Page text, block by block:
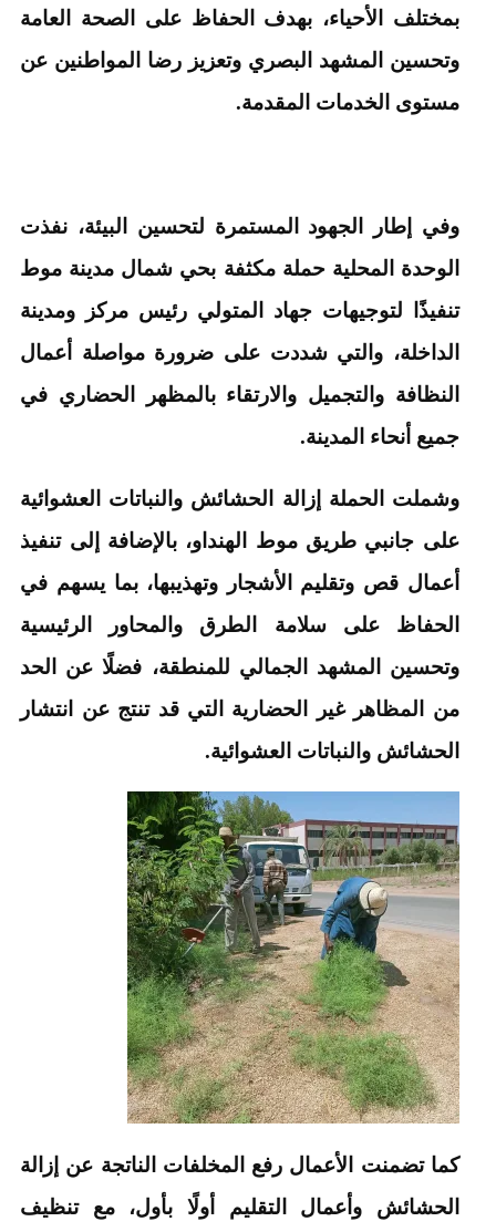
بمختلف الأحياء، بهدف الحفاظ على الصحة العامة
وتحسين المشهد البصري وتعزيز رضا المواطنين عن
مستوى الخدمات المقدمة.
وفي إطار الجهود المستمرة لتحسين البيئة، نفذت
الوحدة المحلية حملة مكثفة بحي شمال مدينة موط
تنفيذًا لتوجيهات جهاد المتولي رئيس مركز ومدينة
الداخلة، والتي شددت على ضرورة مواصلة أعمال
النظافة والتجميل والارتقاء بالمظهر الحضاري في
جميع أنحاء المدينة.
وشملت الحملة إزالة الحشائش والنباتات العشوائية
على جانبي طريق موط الهنداو، بالإضافة إلى تنفيذ
أعمال قص وتقليم الأشجار وتهذيبها، بما يسهم في
الحفاظ على سلامة الطرق والمحاور الرئيسية
وتحسين المشهد الجمالي للمنطقة، فضلًا عن الحد
من المظاهر غير الحضارية التي قد تنتج عن انتشار
الحشائش والنباتات العشوائية.
كما تضمنت الأعمال رفع المخلفات الناتجة عن إزالة
الحشائش وأعمال التقليم أولًا بأول، مع تنظيف